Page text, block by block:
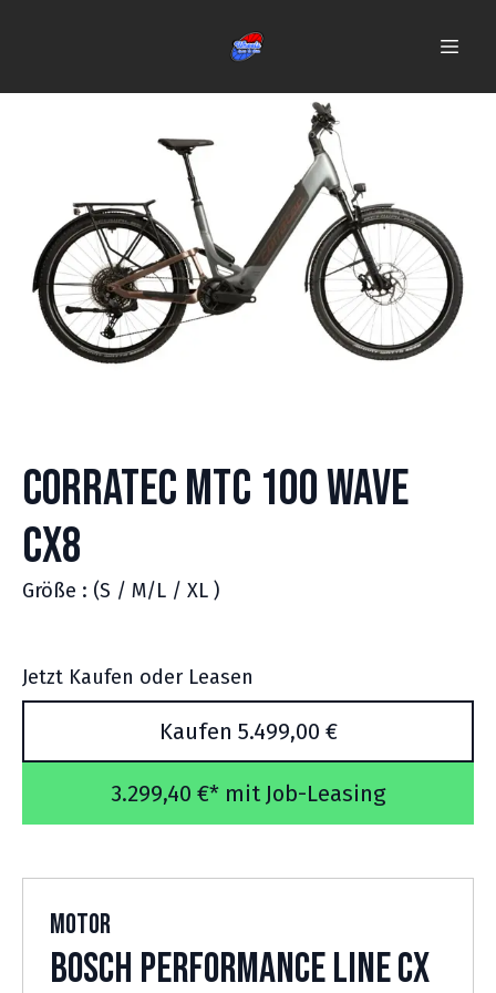
Corratec MTC 100 Wave
CX8
Größe : (S / M/L / XL )
Jetzt Kaufen oder Leasen
Kaufen 5.499,00 €
3.299,40 €* mit Job-Leasing
Motor
Bosch Performance Line CX